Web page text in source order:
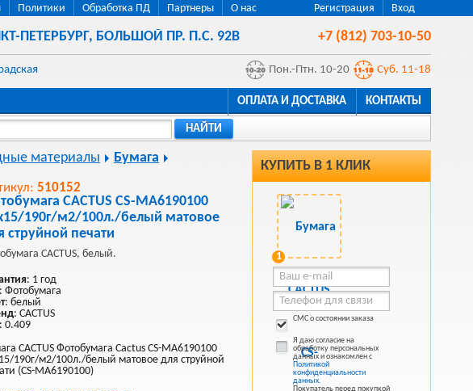
Регистрация Вход
Политики Обработка ПД Партнеры
О нас
ПЕТЕРБУРГ, БОЛЬШОЙ ПР. П.С. 92В +7 (812) 703-10-50
Пон.-Птн. 10-20 Суб. 11-18
ОПЛАТА И ДОСТАВКА КОНТАКТЫ
НАЙТИ
КУПИТЬ В 1 КЛИК
1
СМС о состоянии заказа
Я даю согласие на
обработку персональных
данных и ознакомлен с
Политикой
конфиденциальности
данных.
Покупатель перед покупкой
материалы Бумага
510152
CACTUS CS-MA6190100
190г/м2/100л./белый матовое
струйной печати
CACTUS, белый.
: 1 год
: Фотобумага
: белый
: CACTUS
: 0.409
CACTUS Фотобумага Cactus CS-MA6190100
190г/м2/100л./белый матовое для струйной
(CS-MA6190100)